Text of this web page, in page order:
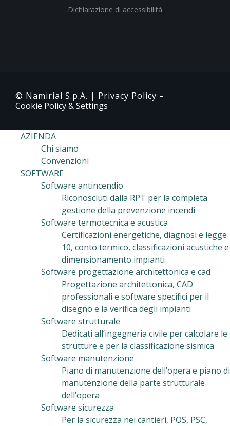
Dichiarazione di accessibilità
© Namirial S.p.A. | Privacy Policy –
Cookie Policy & Settings
AZIENDA
Chi siamo
Convenzioni
SOFTWARE
Software antincendio
Riconosciuti dalla RPT per la completa
gestione della prevenzione incendi
Software termotecnica e acustica
Certificazioni energetiche, diagnosi e legge
10, conto termico, classificazioni acustiche e
dimensionamento impianti
Software progettazione architettonica e cad
Progettazione architettonica, CAD
professionali e software specifici per il
disegno e la verifica degli impianti
Software strutturale
Dedicati all’ingegneria civile per calcolare le
strutture e per la classificazione sismica
Software manutenzione
Piano di manutenzione dell’opera e piano di
manutenzione della parte strutturale
dell’opera
Software sicurezza
Per la sicurezza nei cantieri, POS, PSC,